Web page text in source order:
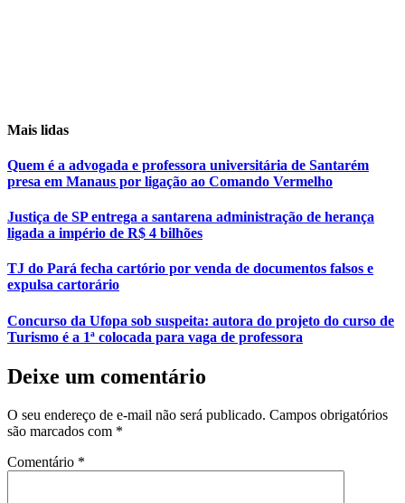
Mais lidas
Quem é a advogada e professora universitária de Santarém
presa em Manaus por ligação ao Comando Vermelho
Justiça de SP entrega a santarena administração de herança
ligada a império de R$ 4 bilhões
TJ do Pará fecha cartório por venda de documentos falsos e
expulsa cartorário
Concurso da Ufopa sob suspeita: autora do projeto do curso de
Turismo é a 1ª colocada para vaga de professora
Deixe um comentário
O seu endereço de e-mail não será publicado. Campos obrigatórios
são marcados com *
Comentário *